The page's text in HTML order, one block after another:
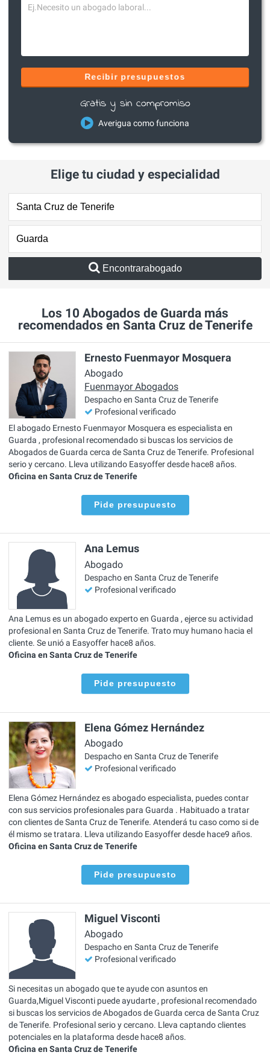
Recibir presupuestos
Gratis y sin compromiso
Averigua como funciona
Elige tu ciudad y especialidad
Encontrarabogado
Los 10 Abogados de Guarda más
recomendados en Santa Cruz de Tenerife
Ernesto Fuenmayor Mosquera
Abogado
Fuenmayor Abogados
Despacho en Santa Cruz de Tenerife
Profesional verificado
El abogado Ernesto Fuenmayor Mosquera es especialista en
Guarda , profesional recomendado si buscas los servicios de
Abogados de Guarda cerca de Santa Cruz de Tenerife. Profesional
serio y cercano. Lleva utilizando Easyoffer desde hace8 años.
Oficina en Santa Cruz de Tenerife
Pide presupuesto
Ana Lemus
Abogado
Despacho en Santa Cruz de Tenerife
Profesional verificado
Ana Lemus es un abogado experto en Guarda , ejerce su actividad
profesional en Santa Cruz de Tenerife. Trato muy humano hacia el
cliente. Se unió a Easyoffer hace8 años.
Oficina en Santa Cruz de Tenerife
Pide presupuesto
Elena Gómez Hernández
Abogado
Despacho en Santa Cruz de Tenerife
Profesional verificado
Elena Gómez Hernández es abogado especialista, puedes contar
con sus servicios profesionales para Guarda . Habituado a tratar
con clientes de Santa Cruz de Tenerife. Atenderá tu caso como si de
él mismo se tratara. Lleva utilizando Easyoffer desde hace9 años.
Oficina en Santa Cruz de Tenerife
Pide presupuesto
Miguel Visconti
Abogado
Despacho en Santa Cruz de Tenerife
Profesional verificado
Si necesitas un abogado que te ayude con asuntos en
Guarda,Miguel Visconti puede ayudarte , profesional recomendado
si buscas los servicios de Abogados de Guarda cerca de Santa Cruz
de Tenerife. Profesional serio y cercano. Lleva captando clientes
potenciales en la plataforma desde hace8 años.
Oficina en Santa Cruz de Tenerife